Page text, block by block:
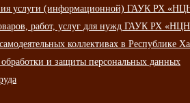
услуги (информационной) ГАУК РХ
работ, услуг для нужд ГАУК РХ
коллективах в Республике
и защиты персональных данных